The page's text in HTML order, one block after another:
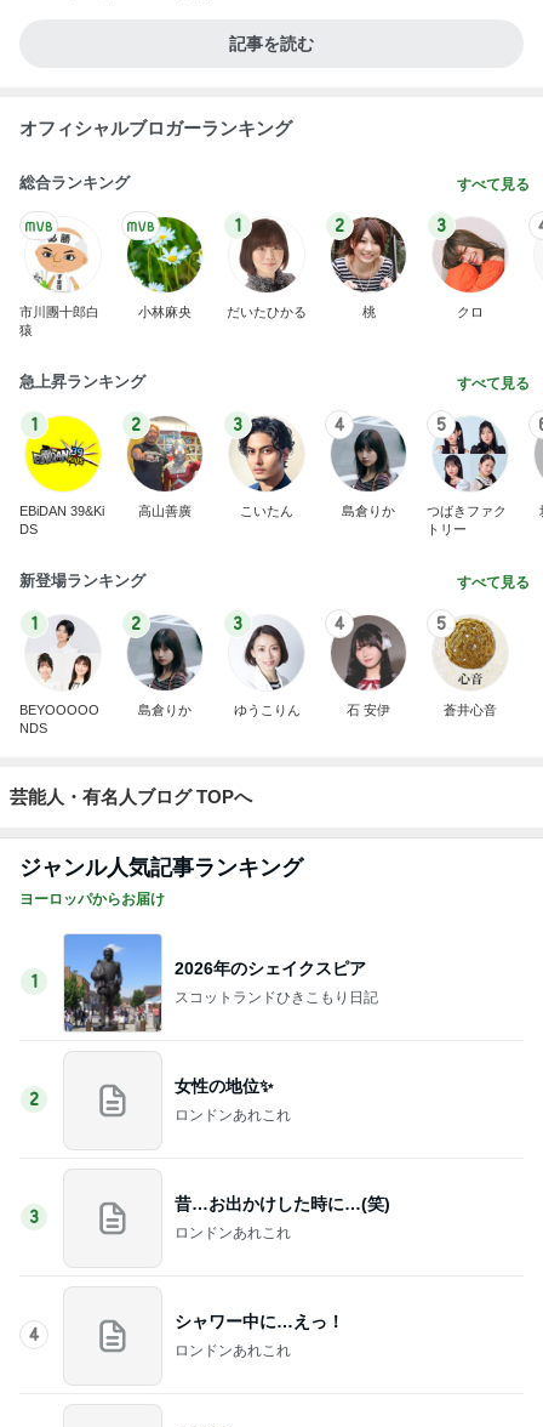
記事を読む
オフィシャルブロガーランキング
総合ランキング すべて見る
市川團十郎白
猿
小林麻央
1
だいたひかる
2
桃
3
クロ
急上昇ランキング すべて見る
1
EBiDAN 39&Ki
DS
2
高山善廣
3
こいたん
4
島倉りか
5
つばきファク
トリー
新登場ランキング すべて見る
1
BEYOOOOO
NDS
2
島倉りか
3
ゆうこりん
4
石 安伊
5
蒼井心音
芸能人・有名人ブログ TOPへ
ジャンル人気記事ランキング
ヨーロッパからお届け
1
2026年のシェイクスピア
スコットランドひきこもり日記
2
女性の地位✨
ロンドンあれこれ
3
昔…お出かけした時に…(笑)
ロンドンあれこれ
4
シャワー中に…えっ！
ロンドンあれこれ